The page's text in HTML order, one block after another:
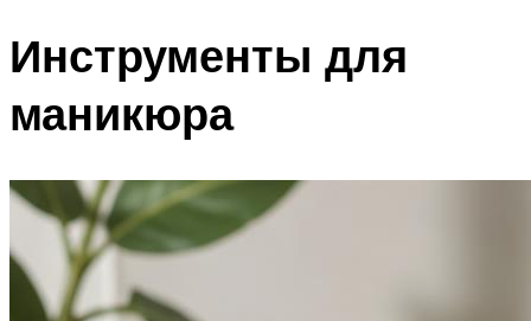
Инструменты для
маникюра